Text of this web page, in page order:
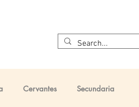
Cervantes Secundaria